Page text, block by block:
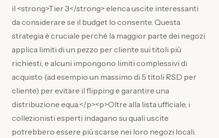
il <strong>Tier 3</strong> elenca uscite interessanti
da considerare se il budget lo consente. Questa
strategia è cruciale perché la maggior parte dei negozi
applica limiti di un pezzo per cliente sui titoli più
richiesti, e alcuni impongono limiti complessivi di
acquisto (ad esempio un massimo di 5 titoli RSD per
cliente) per evitare il flipping e garantire una
distribuzione equa.</p><p>Oltre alla lista ufficiale, i
collezionisti esperti indagano su quali uscite
potrebbero essere più scarse nei loro negozi locali.